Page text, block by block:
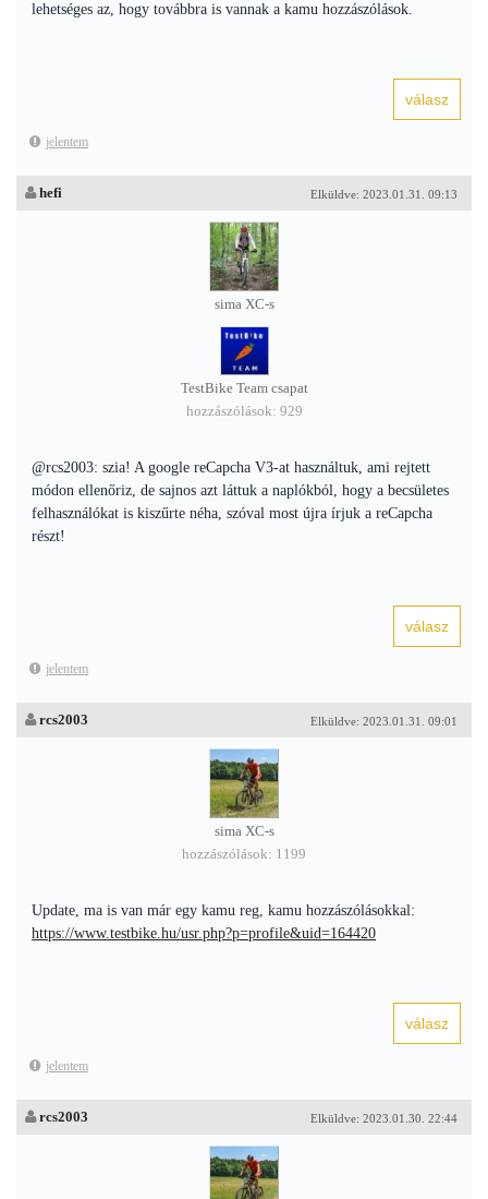
lehetséges az, hogy továbbra is vannak a kamu hozzászólások.
jelentem
Elküldve: 2023.01.31. 09:13
hefi
sima XC-s
TestBike Team csapat
hozzászólások: 929
@rcs2003: szia! A google reCapcha V3-at használtuk, ami rejtett
módon ellenőriz, de sajnos azt láttuk a naplókból, hogy a becsületes
felhasználókat is kiszűrte néha, szóval most újra írjuk a reCapcha
részt!
jelentem
Elküldve: 2023.01.31. 09:01
rcs2003
sima XC-s
hozzászólások: 1199
Update, ma is van már egy kamu reg, kamu hozzászólásokkal:
https://www.testbike.hu/usr.php?p=profile&uid=164420
jelentem
Elküldve: 2023.01.30. 22:44
rcs2003